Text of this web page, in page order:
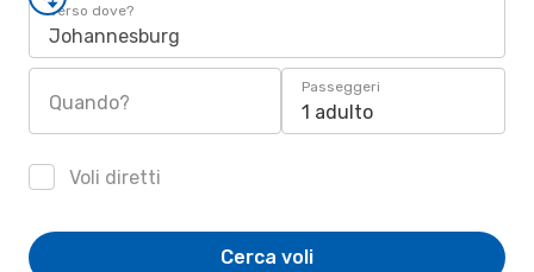
Verso dove?
Johannesburg
Quando?
Passeggeri
1 adulto
Voli diretti
Cerca voli